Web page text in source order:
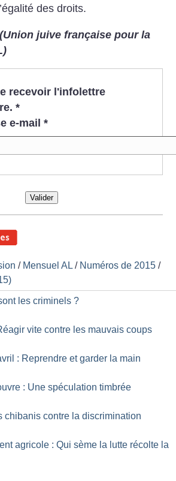
des droits.
juive française pour la
recevoir l'infolettre
*
e-mail *
Valider
/ Mensuel AL / Numéros de 2015 /
les criminels ?
vite contre les mauvais coups
: Reprendre et garder la main
: Une spéculation timbrée
chibanis contre la discrimination
agricole : Qui sème la lutte récolte la